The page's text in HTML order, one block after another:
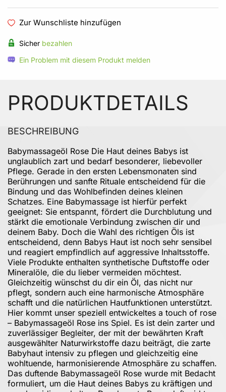
Zur Wunschliste hinzufügen
Sicher bezahlen
Ein Problem mit diesem Produkt melden
PRODUKTDETAILS
BESCHREIBUNG
Babymassageöl Rose Die Haut deines Babys ist
unglaublich zart und bedarf besonderer, liebevoller
Pflege. Gerade in den ersten Lebensmonaten sind
Berührungen und sanfte Rituale entscheidend für die
Bindung und das Wohlbefinden deines kleinen
Schatzes. Eine Babymassage ist hierfür perfekt
geeignet: Sie entspannt, fördert die Durchblutung und
stärkt die emotionale Verbindung zwischen dir und
deinem Baby. Doch die Wahl des richtigen Öls ist
entscheidend, denn Babys Haut ist noch sehr sensibel
und reagiert empfindlich auf aggressive Inhaltsstoffe.
Viele Produkte enthalten synthetische Duftstoffe oder
Mineralöle, die du lieber vermeiden möchtest.
Gleichzeitig wünschst du dir ein Öl, das nicht nur
pflegt, sondern auch eine harmonische Atmosphäre
schafft und die natürlichen Hautfunktionen unterstützt.
Hier kommt unser speziell entwickeltes a touch of rose
– Babymassageöl Rose ins Spiel. Es ist dein zarter und
zuverlässiger Begleiter, der mit der bewährten Kraft
ausgewählter Naturwirkstoffe dazu beiträgt, die zarte
Babyhaut intensiv zu pflegen und gleichzeitig eine
wohltuende, harmonisierende Atmosphäre zu schaffen.
Das duftende Babymassageöl Rose wurde mit Bedacht
formuliert, um die Haut deines Babys zu kräftigen und